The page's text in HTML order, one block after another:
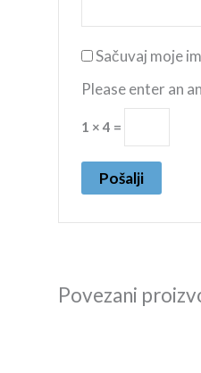
Sačuvaj moje
Please enter an
1 × 4 =
Povezani